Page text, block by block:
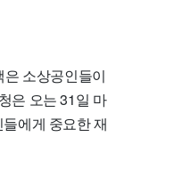
은 소상공인들이
은 오는 31일 마
에게 중요한 재